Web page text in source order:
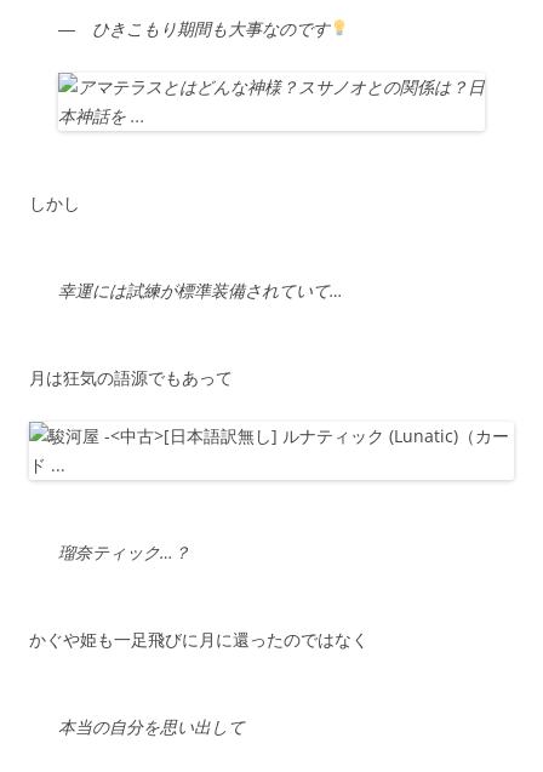
― ひきこもり期間も大事なのです
しかし
幸運には試練が標準装備されていて…
月は狂気の語源でもあって
瑠奈ティック…？
かぐや姫も一足飛びに月に還ったのではなく
本当の自分を思い出して